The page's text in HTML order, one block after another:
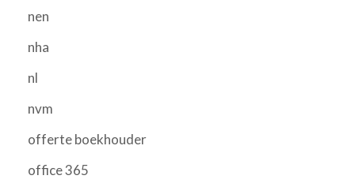
nen
nha
nl
nvm
offerte boekhouder
office 365